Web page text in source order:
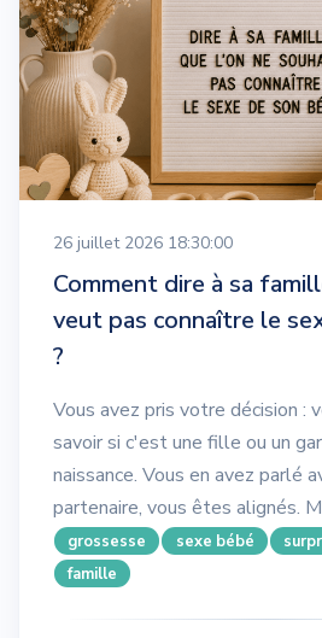
26 juillet 2026 18:30:00
Comment dire à sa
veut pas connaître le
?
Vous avez pris votre décision :
savoir si c'est une fille ou un
naissance. Vous en avez parlé
partenaire, vous êtes alignés.
grossesse sexe bébé
famille